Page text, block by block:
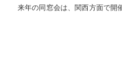
来年の同窓会は、関西方面で開